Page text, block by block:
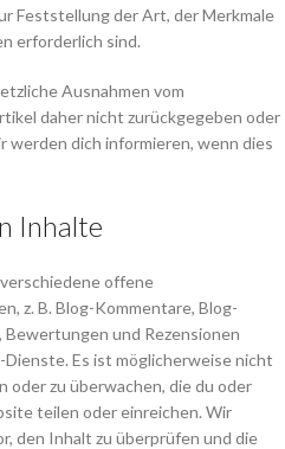
Feststellung der Art, der Merkmale
erforderlich sind.
Ausnahmen vom
daher nicht zurückgegeben oder
dich informieren, wenn dies
Inhalte
offene
z. B. Blog-Kommentare, Blog-
Bewertungen und Rezensionen
Es ist möglicherweise nicht
oder zu überwachen, die du oder
teilen oder einreichen. Wir
den Inhalt zu überprüfen und die